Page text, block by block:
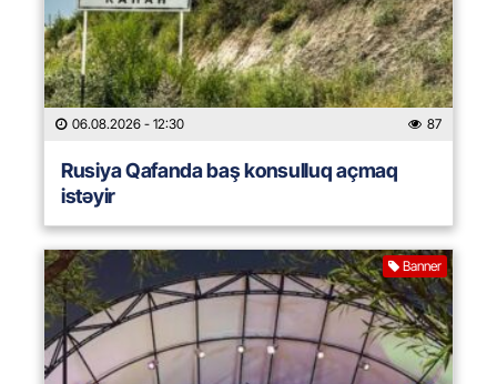
06.08.2026 - 12:30 87
Rusiya Qafanda baş konsulluq açmaq
istəyir
Banner